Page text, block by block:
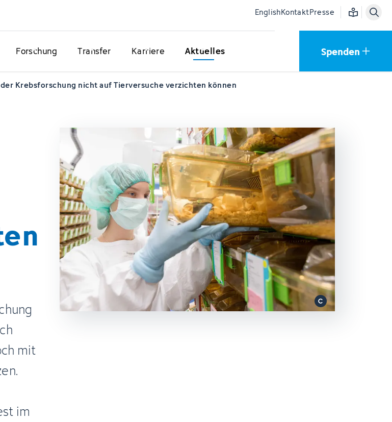
EnglishKontaktPresse Einfache
Forschung Transfer Karriere Aktuelles Spenden
Krebsforschung nicht auf Tierversuche verzichten können
mit
im